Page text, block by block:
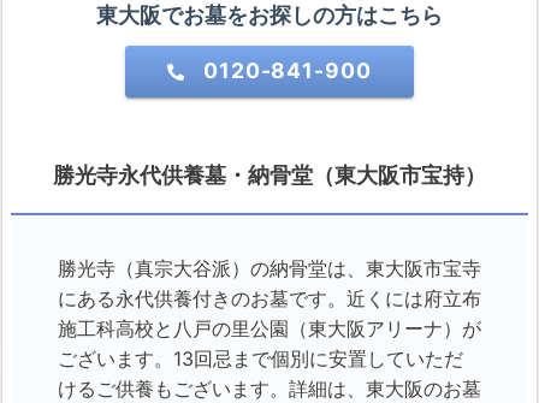
東大阪でお墓をお探しの方はこちら
0120-841-900
勝光寺永代供養墓・納骨堂（東大阪市宝持）
勝光寺（真宗大谷派）の納骨堂は、東大阪市宝寺
にある永代供養付きのお墓です。近くには府立布
施工科高校と八戸の里公園（東大阪アリーナ）が
ございます。13回忌まで個別に安置していただ
けるご供養もございます。詳細は、東大阪のお墓